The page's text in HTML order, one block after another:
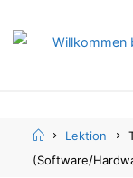
HomeLektion
(Software/